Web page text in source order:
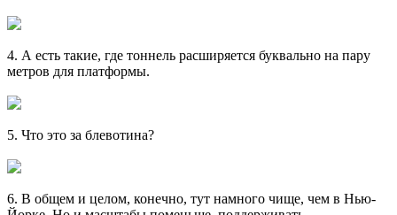
4. А есть такие, где тоннель расширяется буквально на пару
метров для платформы.
5. Что это за блевотина?
6. В общем и целом, конечно, тут намного чище, чем в Нью-